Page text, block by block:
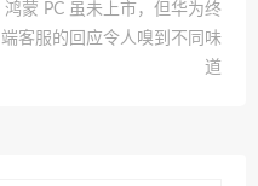
鸿蒙 PC 虽未上市，但华为终
端客服的回应令人嗅到不同味
道